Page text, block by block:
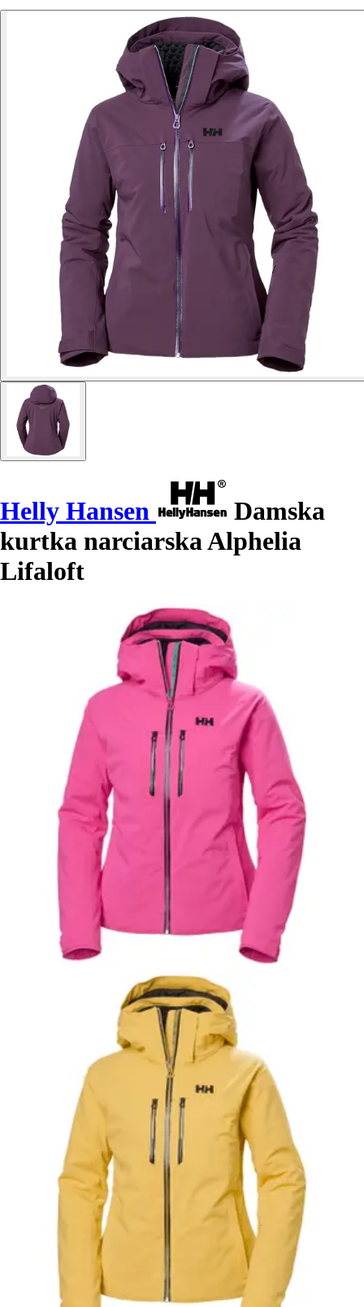
Helly Hansen
Damska
kurtka narciarska Alphelia
Lifaloft